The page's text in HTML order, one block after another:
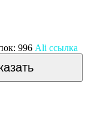
996 Ali ссылка